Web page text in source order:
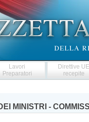
Lavori
Preparatori
Direttive
recepite
MINISTRI -